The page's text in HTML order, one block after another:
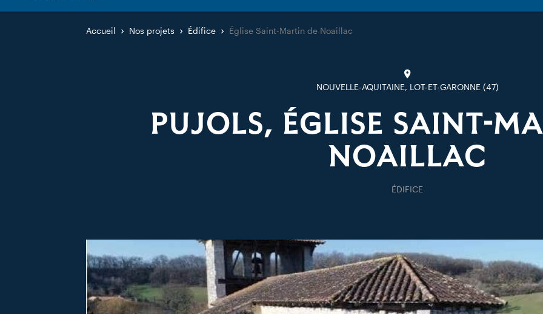
Accueil Nos projets Édifice Église Saint-Martin de Noaillac
NOUVELLE-AQUITAINE, LOT-ET-GARONNE (47)
PUJOLS, ÉGLISE SAINT-
NOAILLAC
ÉDIFICE